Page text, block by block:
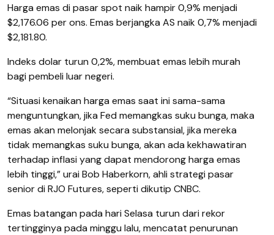
Harga emas di pasar spot naik hampir 0,9% menjadi
$2,176.06 per ons. Emas berjangka AS naik 0,7% menjadi
$2,181.80.
Indeks dolar turun 0,2%, membuat emas lebih murah
bagi pembeli luar negeri.
“Situasi kenaikan harga emas saat ini sama-sama
menguntungkan, jika Fed memangkas suku bunga, maka
emas akan melonjak secara substansial, jika mereka
tidak memangkas suku bunga, akan ada kekhawatiran
terhadap inflasi yang dapat mendorong harga emas
lebih tinggi,” urai Bob Haberkorn, ahli strategi pasar
senior di RJO Futures, seperti dikutip CNBC.
Emas batangan pada hari Selasa turun dari rekor
tertingginya pada minggu lalu, mencatat penurunan